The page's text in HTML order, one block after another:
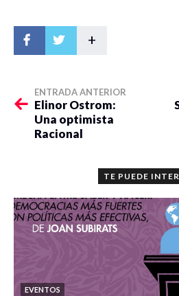
+
ENTRADA ANTERIOR
Elinor Ostrom:
Una optimista
Racional
TE PUEDE
EVENTOS